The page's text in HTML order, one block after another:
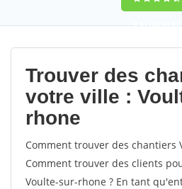
9,5(100%)57
votes
Trouver des
votre ville :
rhone
Comment trouver des chantiers
Comment trouver des clients
Voulte-sur-rhone ? En tant